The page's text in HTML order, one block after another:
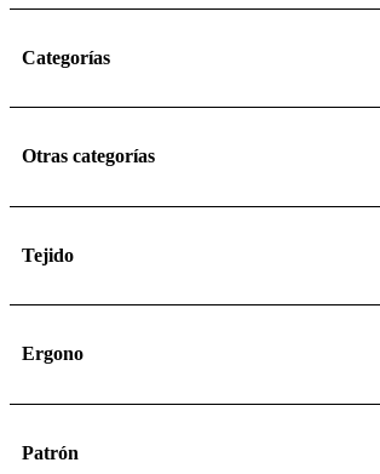
Categorías
Otras categorías
Tejido
Ergono
Patrón